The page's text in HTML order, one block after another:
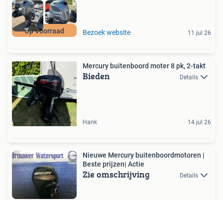
Op Voorraad Bezoek website 11 jul 26
Mercury buitenboord moter 8 pk, 2-takt
Bieden Details
Hank 14 jul 26
Nieuwe Mercury buitenboordmotoren |
Beste prijzen| Actie
Zie omschrijving Details